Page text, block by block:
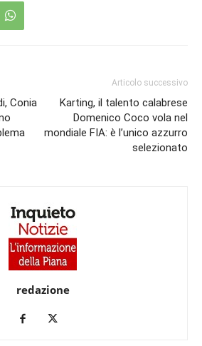
Conia
Articolo successivo
Karting, il talento calabrese
Domenico Coco vola nel
mondiale FIA: è l’unico azzurro
selezionato
redazione